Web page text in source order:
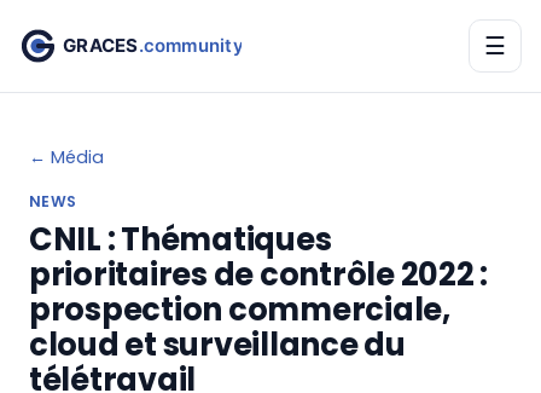
☰
← Média
NEWS
CNIL : Thématiques
prioritaires de contrôle 2022 :
prospection commerciale,
cloud et surveillance du
télétravail